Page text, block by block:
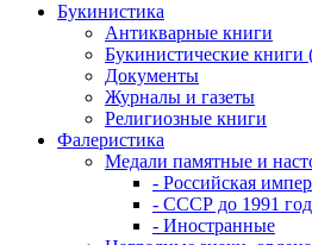
Букинистика
Антикварные книги
Букинистические книги
Документы
Журналы и газеты
Религиозные книги
Фалеристика
Медали памятные и
- Российская
- СССР до 1991
- Иностранные